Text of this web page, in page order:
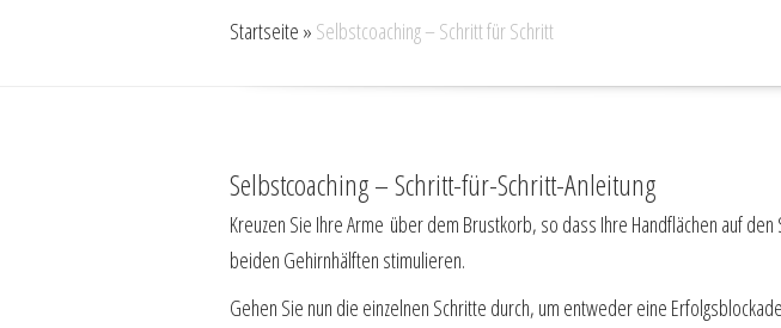
Startseite » Selbstcoaching – Schritt für Schritt
Selbstcoaching – Schritt-für-Schritt-Anleitung
Kreuzen Sie Ihre Arme über dem Brustkorb, so dass Ihre Handflächen auf
beiden Gehirnhälften stimulieren.
Gehen Sie nun die einzelnen Schritte durch, um entweder eine